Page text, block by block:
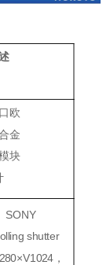
欧
金
块
SONY
shutter
，